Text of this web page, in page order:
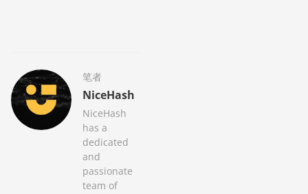
笔者
NiceHash
NiceHash
has a
dedicated
and
passionate
team of